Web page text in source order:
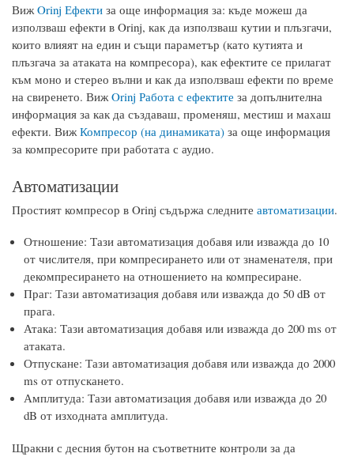
Виж Orinj Ефекти за още информация за: къде можеш да
използваш ефекти в Orinj, как да използваш кутии и плъзгачи,
които влияят на един и същи параметър (като кутията и
плъзгача за атаката на компресора), как ефектите се прилагат
към моно и стерео вълни и как да използваш ефекти по време
на свиренето. Виж Orinj Работа с ефектите за допълнителна
информация за как да създаваш, променяш, местиш и махаш
ефекти. Виж Компресор (на динамиката) за още информация
за компресорите при работата с аудио.
Автоматизации
Простият компресор в Orinj съдържа следните автоматизации.
Отношение: Тази автоматизация добавя или изважда до 10
от числителя, при компресирането или от знаменателя, при
декомпресирането на отношението на компресиране.
Праг: Тази автоматизация добавя или изважда до 50 dB от
прага.
Атака: Тази автоматизация добавя или изважда до 200 ms от
атаката.
Отпускане: Тази автоматизация добавя или изважда до 2000
ms от отпускането.
Амплитуда: Тази автоматизация добавя или изважда до 20
dB от изходната амплитуда.
Щракни с десния бутон на съответните контроли за да